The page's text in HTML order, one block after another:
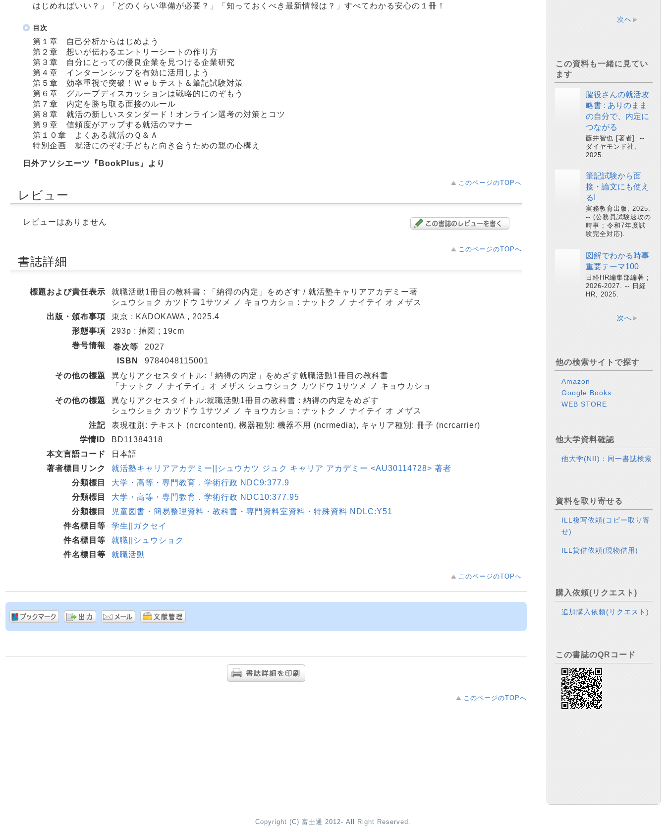
はじめればいい？」「どのくらい準備が必要？」「知っておくべき最新情報は？」すべてわかる安心の１冊！
目次
第１章 自己分析からはじめよう
第２章 想いが伝わるエントリーシートの作り方
第３章 自分にとっての優良企業を見つける企業研究
第４章 インターンシップを有効に活用しよう
第５章 効率重視で突破！Ｗｅｂテスト＆筆記試験対策
第６章 グループディスカッションは戦略的にのぞもう
第７章 内定を勝ち取る面接のルール
第８章 就活の新しいスタンダード！オンライン選考の対策とコツ
第９章 信頼度がアップする就活のマナー
第１０章 よくある就活のＱ＆Ａ
特別企画 就活にのぞむ子どもと向き合うための親の心構え
日外アソシエーツ『BookPlus』より
このページのTOPへ
レビュー
レビューはありません
このページのTOPへ
書誌詳細
標題および責任表示
就職活動1冊目の教科書 : 「納得の内定」をめざす / 就活塾キャリアアカデミー著
シュウショク カツドウ 1サツメ ノ キョウカショ : ナットク ノ ナイテイ オ メザス
出版・頒布事項
東京 : KADOKAWA , 2025.4
形態事項
293p : 挿図 ; 19cm
巻号情報
巻次等
2027
ISBN
9784048115001
その他の標題
異なりアクセスタイトル:「納得の内定」をめざす就職活動1冊目の教科書
「ナットク ノ ナイテイ」オ メザス シュウショク カツドウ 1サツメ ノ キョウカショ
その他の標題
異なりアクセスタイトル:就職活動1冊目の教科書 : 納得の内定をめざす
シュウショク カツドウ 1サツメ ノ キョウカショ : ナットク ノ ナイテイ オ メザス
注記
表現種別: テキスト (ncrcontent), 機器種別: 機器不用 (ncrmedia), キャリア種別: 冊子 (ncrcarrier)
学情ID
BD11384318
本文言語コード
日本語
著者標目リンク
就活塾キャリアアカデミー||シュウカツ ジュク キャリア アカデミー <AU30114728> 著者
分類標目
大学・高等・専門教育．学術行政 NDC9:377.9
分類標目
大学・高等・専門教育．学術行政 NDC10:377.95
分類標目
児童図書・簡易整理資料・教科書・専門資料室資料・特殊資料 NDLC:Y51
件名標目等
学生||ガクセイ
件名標目等
就職||シュウショク
件名標目等
就職活動
このページのTOPへ
このページのTOPへ
次へ
この資料も一緒に見てい
ます
脇役さんの就活攻
略書 : ありのまま
の自分で、内定に
つながる
藤井智也 [著者]. --
ダイヤモンド社,
2025.
筆記試験から面
接・論文にも使え
る!
実務教育出版, 2025.
-- (公務員試験速攻の
時事 ; 令和7年度試
験完全対応).
図解でわかる時事
重要テーマ100
日経HR編集部編著 ;
2026-2027. -- 日経
HR, 2025.
次へ
他の検索サイトで探す
Amazon
Google Books
WEB STORE
他大学資料確認
他大学(NII)：同一書誌検索
資料を取り寄せる
ILL複写依頼(コピー取り寄
せ)
ILL貸借依頼(現物借用)
購入依頼(リクエスト)
追加購入依頼(リクエスト)
この書誌のQRコード
Copyright (C) 富士通 2012- All Right Reserved.